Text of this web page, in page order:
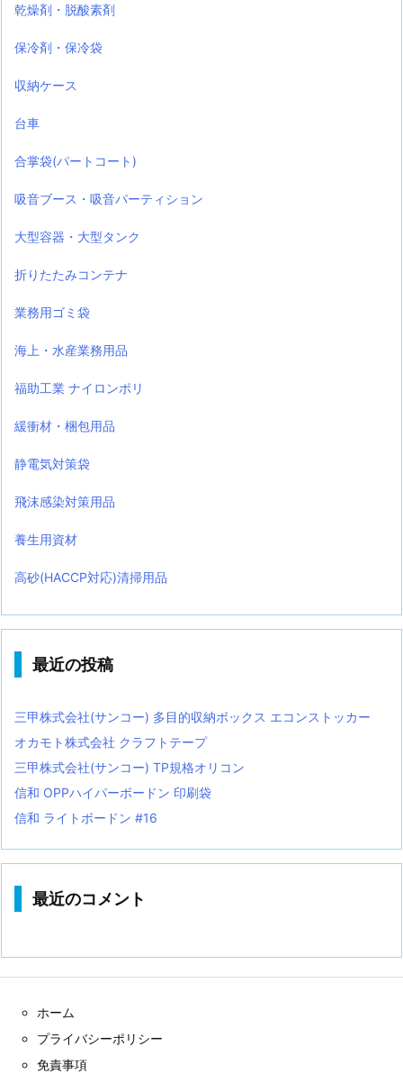
乾燥剤・脱酸素剤
保冷剤・保冷袋
収納ケース
台車
合掌袋(パートコート)
吸音ブース・吸音パーティション
大型容器・大型タンク
折りたたみコンテナ
業務用ゴミ袋
海上・水産業務用品
福助工業 ナイロンポリ
緩衝材・梱包用品
静電気対策袋
飛沫感染対策用品
養生用資材
高砂(HACCP対応)清掃用品
最近の投稿
三甲株式会社(サンコー) 多目的収納ボックス エコンストッカー
オカモト株式会社 クラフトテープ
三甲株式会社(サンコー) TP規格オリコン
信和 OPPハイパーボードン 印刷袋
信和 ライトボードン #16
最近のコメント
ホーム
プライバシーポリシー
免責事項